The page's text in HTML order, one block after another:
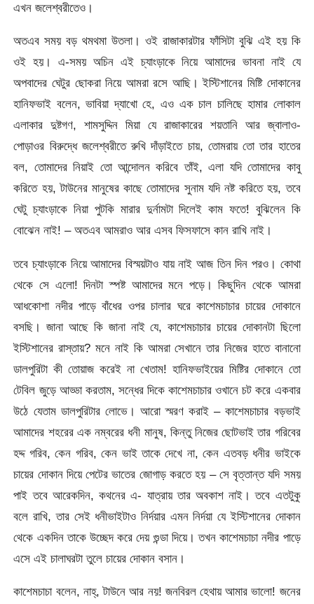
এখন জলেশ্বরীতেও।
অতএব সময় বড় থমথমা উতলা। ওই রাজাকারটার ফাঁসিটা বুঝি এই হয় কি
ওই হয়। এ-সময় অচিন এই চ্যাংড়াকে নিয়ে আমাদের ভাবনা নাই যে
অপবাদের ঘেটুর ছোকরা নিয়ে আমরা রসে আছি। ইস্টিশানের মিষ্টি দোকানের
হানিফভাই বলেন, ভাবিয়া দ্যাখো হে, এও এক চাল চালিছে হামার লোকাল
এলাকার দুষ্টগণ, শামসুদ্দিন মিয়া যে রাজাকারের শয়তানি আর জ্বালাও-
পোড়াওর বিরুদ্ধে জলেশ্বরীতে রুখি দাঁড়াইতে চায়, তোমরায় তো তার হাতের
বল, তোমাদের নিয়াই তো আন্দোলন করিবে তাঁই, এলা যদি তোমাদের কাবু
করিতে হয়, টাউনের মানুষের কাছে তোমাদের সুনাম যদি নষ্ট করিতে হয়, তবে
ঘেটু চ্যাংড়াকে নিয়া পুটকি মারার দুর্নামটা দিলেই কাম ফতে! বুঝিলেন কি
বোঝেন নাই! – অতএব আমরাও আর এসব ফিসফাসে কান রাখি নাই।
তবে চ্যাংড়াকে নিয়ে আমাদের বিস্ময়টাও যায় নাই আজ তিন দিন পরও। কোথা
থেকে সে এলো! দিনটা স্পষ্ট আমাদের মনে পড়ে। কিছুদিন থেকে আমরা
আধকোশা নদীর পাড়ে বাঁধের ওপর চালার ঘরে কাশেমচাচার চায়ের দোকানে
বসছি। জানা আছে কি জানা নাই যে, কাশেমচাচার চায়ের দোকানটা ছিলো
ইস্টিশানের রাস্তায়? মনে নাই কি আমরা সেখানে তার নিজের হাতে বানানো
ডালপুরিটা কী তোয়াজ করেই না খেতাম! হানিফভাইয়ের মিষ্টির দোকানে তো
টেবিল জুড়ে আড্ডা করতাম, সন্ধের দিকে কাশেমচাচার ওখানে চট করে একবার
উঠে যেতাম ডালপুরিটার লোভে। আরো স্মরণ করাই – কাশেমচাচার বড়ভাই
আমাদের শহরের এক নম্বরের ধনী মানুষ, কিন্তু নিজের ছোটভাই তার গরিবের
হদ্দ গরিব, কেন গরিব, কেন ভাই তাকে দেখে না, কেন এতবড় ধনীর ভাইকে
চায়ের দোকান দিয়ে পেটের ভাতের জোগাড় করতে হয় – সে বৃত্তান্ত যদি সময়
পাই তবে আরেকদিন, কথনের এ- যাত্রায় তার অবকাশ নাই। তবে এতটুকু
বলে রাখি, তার সেই ধনীভাইটাও নির্দয়ার এমন নির্দয়া যে ইস্টিশানের দোকান
থেকে একদিন তাকে উচ্ছেদ করে দেয় গুন্ডা দিয়ে। তখন কাশেমচাচা নদীর পাড়ে
এসে এই চালাঘরটা তুলে চায়ের দোকান বসান।
কাশেমচাচা বলেন, নাহ্, টাউনে আর নয়! জনবিরল হেথায় আমার ভালো! জনের